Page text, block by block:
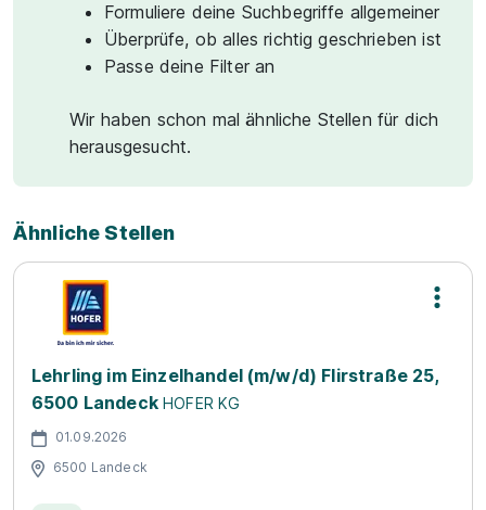
Formuliere deine Suchbegriffe allgemeiner
Überprüfe, ob alles richtig geschrieben ist
Passe deine Filter an
Wir haben schon mal ähnliche Stellen für dich
herausgesucht.
Ähnliche Stellen
Lehrling im Einzelhandel (m/w/d) Flirstraße 25,
6500 Landeck HOFER KG
01.09.2026
6500 Landeck